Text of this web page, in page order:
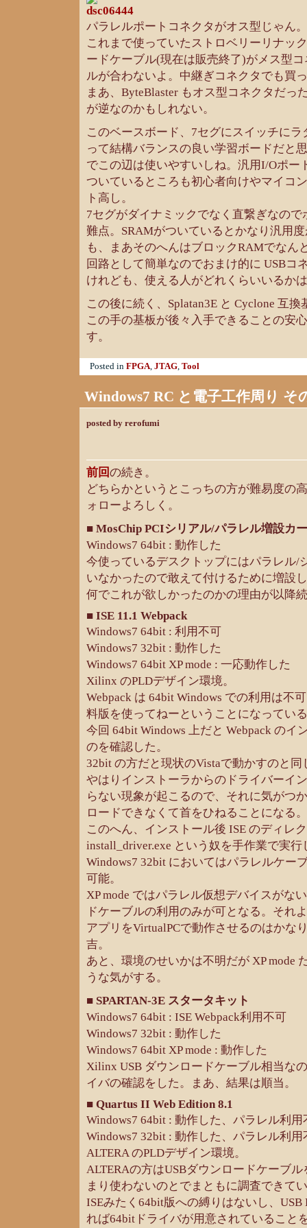
パラレルポートコネクタがオス型じゃん。
これまで使っていたストロベリーリナッ
ードケーブル(現在は販売終了)がメス型
ルが合わないよ。中継ぎコネクタでも
まあ、ByteBlaster もオス型コネクタだっ
が逆なのかもしれない。
このベースボード、7セグにスイッチに
って結構バランスの良い学習ボードだと
でこの辺は使いやすいしね。汎用I/Oポー
ついているところも初心者向けやマイコ
ト高し。
7セグがダイナミックでなく直繋ぎなの
難点。SRAMがついているとかなり汎用
も、まあそのへんはブロックRAMでなん
回路として簡単なのでおまけ的に USBコ
けれども、使える人がどれくらいいるか
この後に続く、Splatan3E と Cyclone 互
この手の基板が後々入手できることの安
す。
Posted in FPGA, JTAG, Tool
Windows7 RC と電子工作周り そ
posted by rerofumi
前回の続き。
どちらかというとこっちの方が難易度の
ォローよろしく。
■ MosChip PCIシリアル/パラレル増設カ
Windows7 64bit : 動作した
今使っているデスクトップにはパラレル/
いなかったので敢えて付けるために増設
何でこれが欲しかったのかの理由が以降
■ ISE 11.1 Webpack
Windows7 64bit : 利用不可
Windows7 32bit : 動作した
Windows7 64bit XP mode : 一応動作した
Xilinx のPLDデザイン環境。
Webpack は 64bit Windows での利用は不
料版を使ってねーということになってい
今回 64bit Windows 上だと Webpack のイ
のを確認した。
32bit の方だと現状のVistaで動かすのと同
やはりインストーラからのドライバーイ
らない現象が起こるので、それに気がつ
ロードできなくて首をひねることになる。
このへん、インストール後 ISE のディレ
install_driver.exe という奴を手作業で実
Windows7 32bit においてはパラレルケー
可能。
XP mode ではパラレル仮想デバイスがな
ドケーブルの利用のみが可となる。それ
アプリをVirtualPCで動作させるのはかな
吉。
あと、環境のせいかは不明だが XP mode
うな気がする。
■ SPARTAN-3E スタータキット
Windows7 64bit : ISE Webpack利用不可
Windows7 32bit : 動作した
Windows7 64bit XP mode : 動作した
Xilinx USB ダウンロードケーブル相当な
イバの確認をした。まあ、結果は順当。
■ Quartus II Web Edition 8.1
Windows7 64bit : 動作した、パラレル利用
Windows7 32bit : 動作した、パラレル利用
ALTERA のPLDデザイン環境。
ALTERAの方はUSBダウンロードケーブ
まり使わないのとでまともに調査できて
ISEみたく64bit版への縛りはないし、
れば64bitドライバが用意されていること